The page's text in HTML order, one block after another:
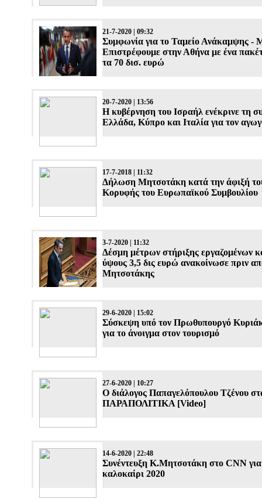
21-7-2020 | 09:32
Συμφωνία για το Ταμείο Ανάκαμψης -
Επιστρέφουμε στην Αθήνα με ένα
τα 70 δισ. ευρώ
20-7-2020 | 13:56
Η κυβέρνηση του Ισραήλ ενέκρινε τη
Ελλάδα, Κύπρο και Ιταλία για τον
17-7-2018 | 11:32
Δήλωση Μητσοτάκη κατά την άφιξή
Κορυφής του Ευρωπαϊκού Συμβουλίου
3-7-2020 | 11:32
Δέσμη μέτρων στήριξης εργαζομένων
ύψους 3,5 δις ευρώ ανακοίνωσε πριν
Μητσοτάκης
29-6-2020 | 15:02
Σύσκεψη υπό τον Πρωθυπουργό
για το άνοιγμα στον τουρισμό
27-6-2020 | 10:27
Ο διάλογος Παπαγελόπουλου Τζένου
ΠΑΡΑΠΟΛΙΤΙΚΑ [Video]
14-6-2020 | 22:48
Συνέντευξη Κ.Μητσοτάκη στο CNN
καλοκαίρι 2020